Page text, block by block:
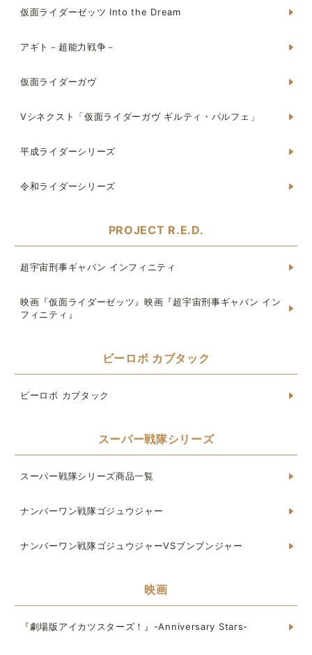
仮面ライダーゼッツ Into the Dream
アギト－超能力戦争－
仮面ライダーガヴ
Vシネクスト「仮面ライダーガヴ ギルティ・パルフェ」
平成ライダーシリーズ
令和ライダーシリーズ
PROJECT R.E.D.
超宇宙刑事ギャバン インフィニティ
映画『仮面ライダーゼッツ』映画『超宇宙刑事ギャバン イン
フィニティ』
ビーロボ カブタック
ビーロボ カブタック
スーパー戦隊シリーズ
スーパー戦隊シリーズ商品一覧
ナンバーワン戦隊ゴジュウジャー
ナンバーワン戦隊ゴジュウジャーVSブンブンジャー
映画
『劇場版アイカツスターズ！』-Anniversary Stars-